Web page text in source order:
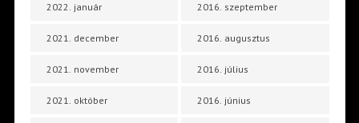
2022. január
2021. december
2021. november
2021. október
2016. szeptember
2016. augusztus
2016. július
2016. június